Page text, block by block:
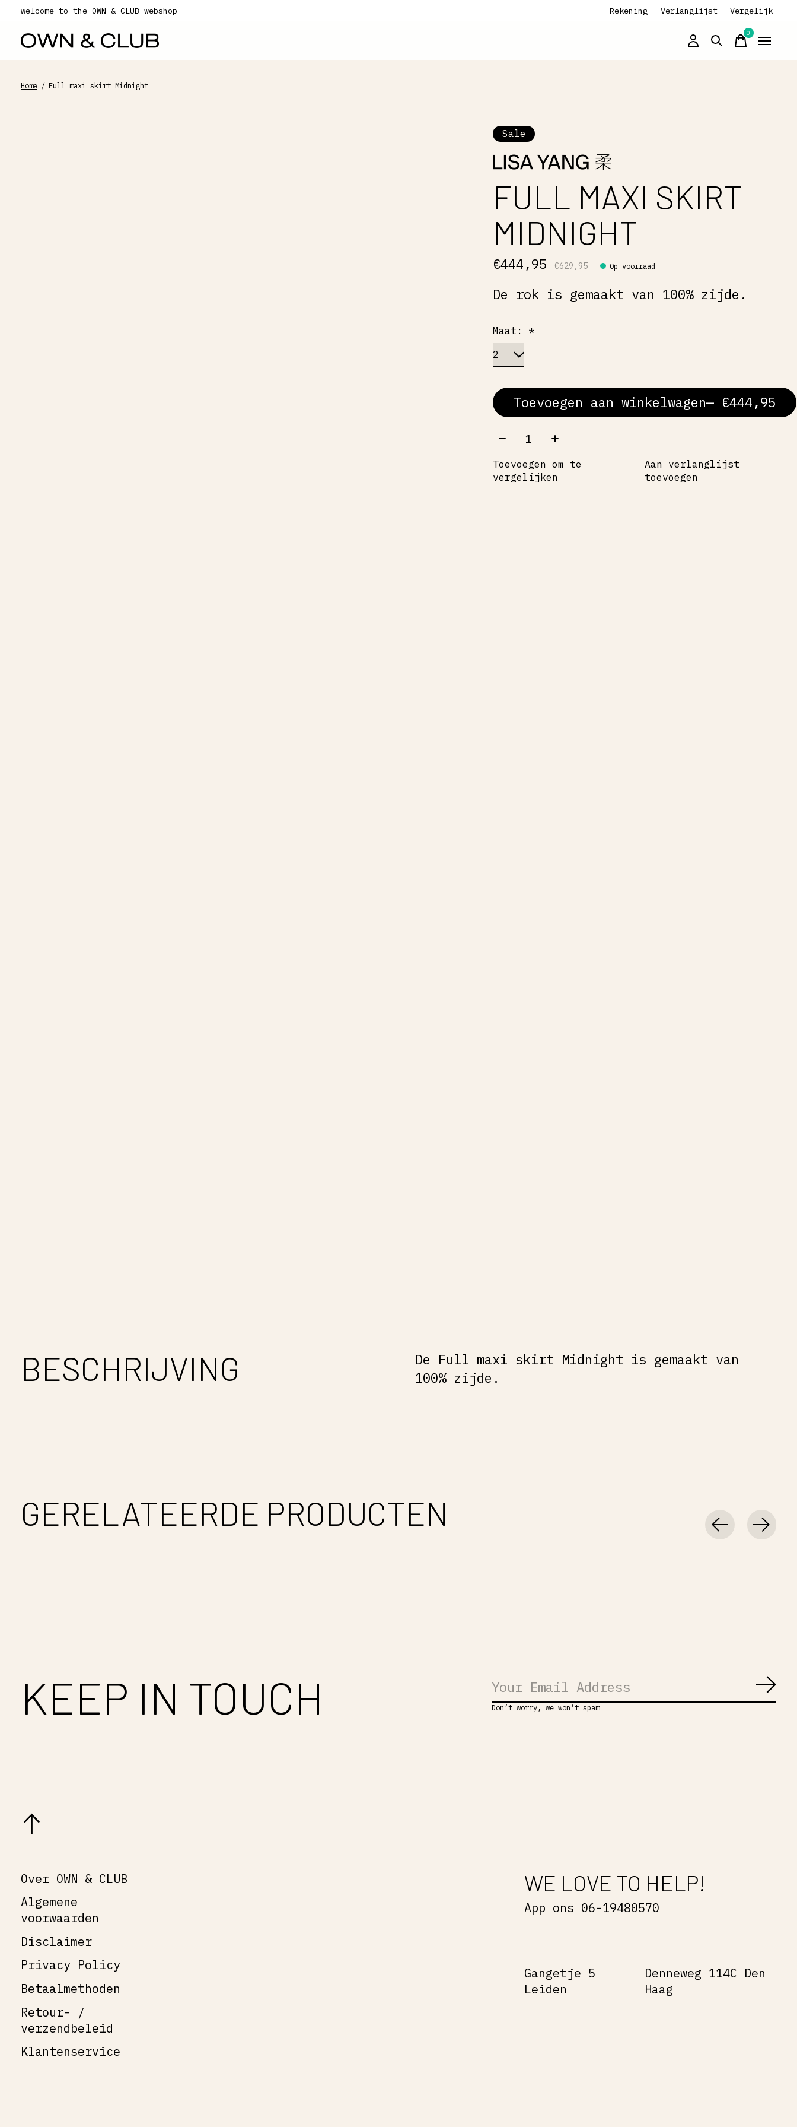
welcome to the OWN & CLUB webshop Rekening Verlanglijst Vergelijk
0items
Home / Full maxi skirt Midnight
Sale
FULL MAXI SKIRT
MIDNIGHT
€444,95€629,95 Op voorraad
De rok is gemaakt van 100% zijde.
Maat: *
Toevoegen aan winkelwagen
— €444,95
Aantal:
Toevoegen om te
vergelijken
Aan verlanglijst
toevoegen
BESCHRIJVING
De Full maxi skirt Midnight is gemaakt van
100% zijde.
GERELATEERDE PRODUCTEN
KEEP IN TOUCH Don’t worry, we won’t spam
Over OWN & CLUB
Algemene
voorwaarden
Disclaimer
Privacy Policy
Betaalmethoden
Retour- /
verzendbeleid
Klantenservice
WE LOVE TO HELP!
App ons 06-19480570
Gangetje 5
Leiden
Denneweg 114C Den
Haag